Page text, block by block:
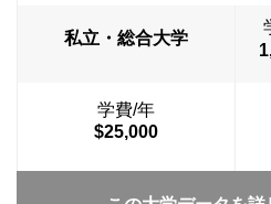
私立・総合大学
学費/年
$25,000